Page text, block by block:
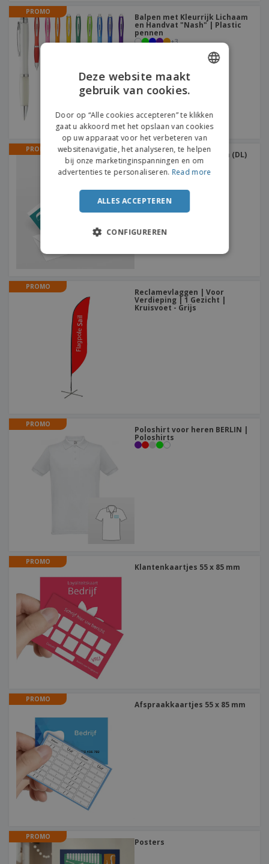
PROMO
Balpen met Kleurrijk Lichaam
en Handvat "Nash" | Plastic
pennen
+3
PROMO
Enveloppen 110 x 220 mm (DL)
Zonder raam
PROMO
Reclamevlaggen | Voor
Verdieping | 1 Gezicht |
Kruisvoet - Grijs
PROMO
Poloshirt voor heren BERLIN |
Poloshirts
PROMO
Klantenkaartjes 55 x 85 mm
PROMO
Afspraakkaartjes 55 x 85 mm
PROMO
Posters
ENGLISH
Deze website maakt
gebruik van cookies.
Door op “Alle cookies accepteren” te klikken
gaat u akkoord met het opslaan van cookies
op uw apparaat voor het verbeteren van
websitenavigatie, het analyseren, te helpen
bij onze marketinginspanningen en om
advertenties te personaliseren. Read more
ALLES ACCEPTEREN
CONFIGUREREN